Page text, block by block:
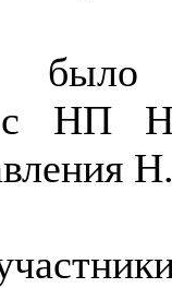
было
с НП